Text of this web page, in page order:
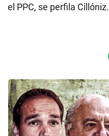
el PPC, se perfila Cillóniz.